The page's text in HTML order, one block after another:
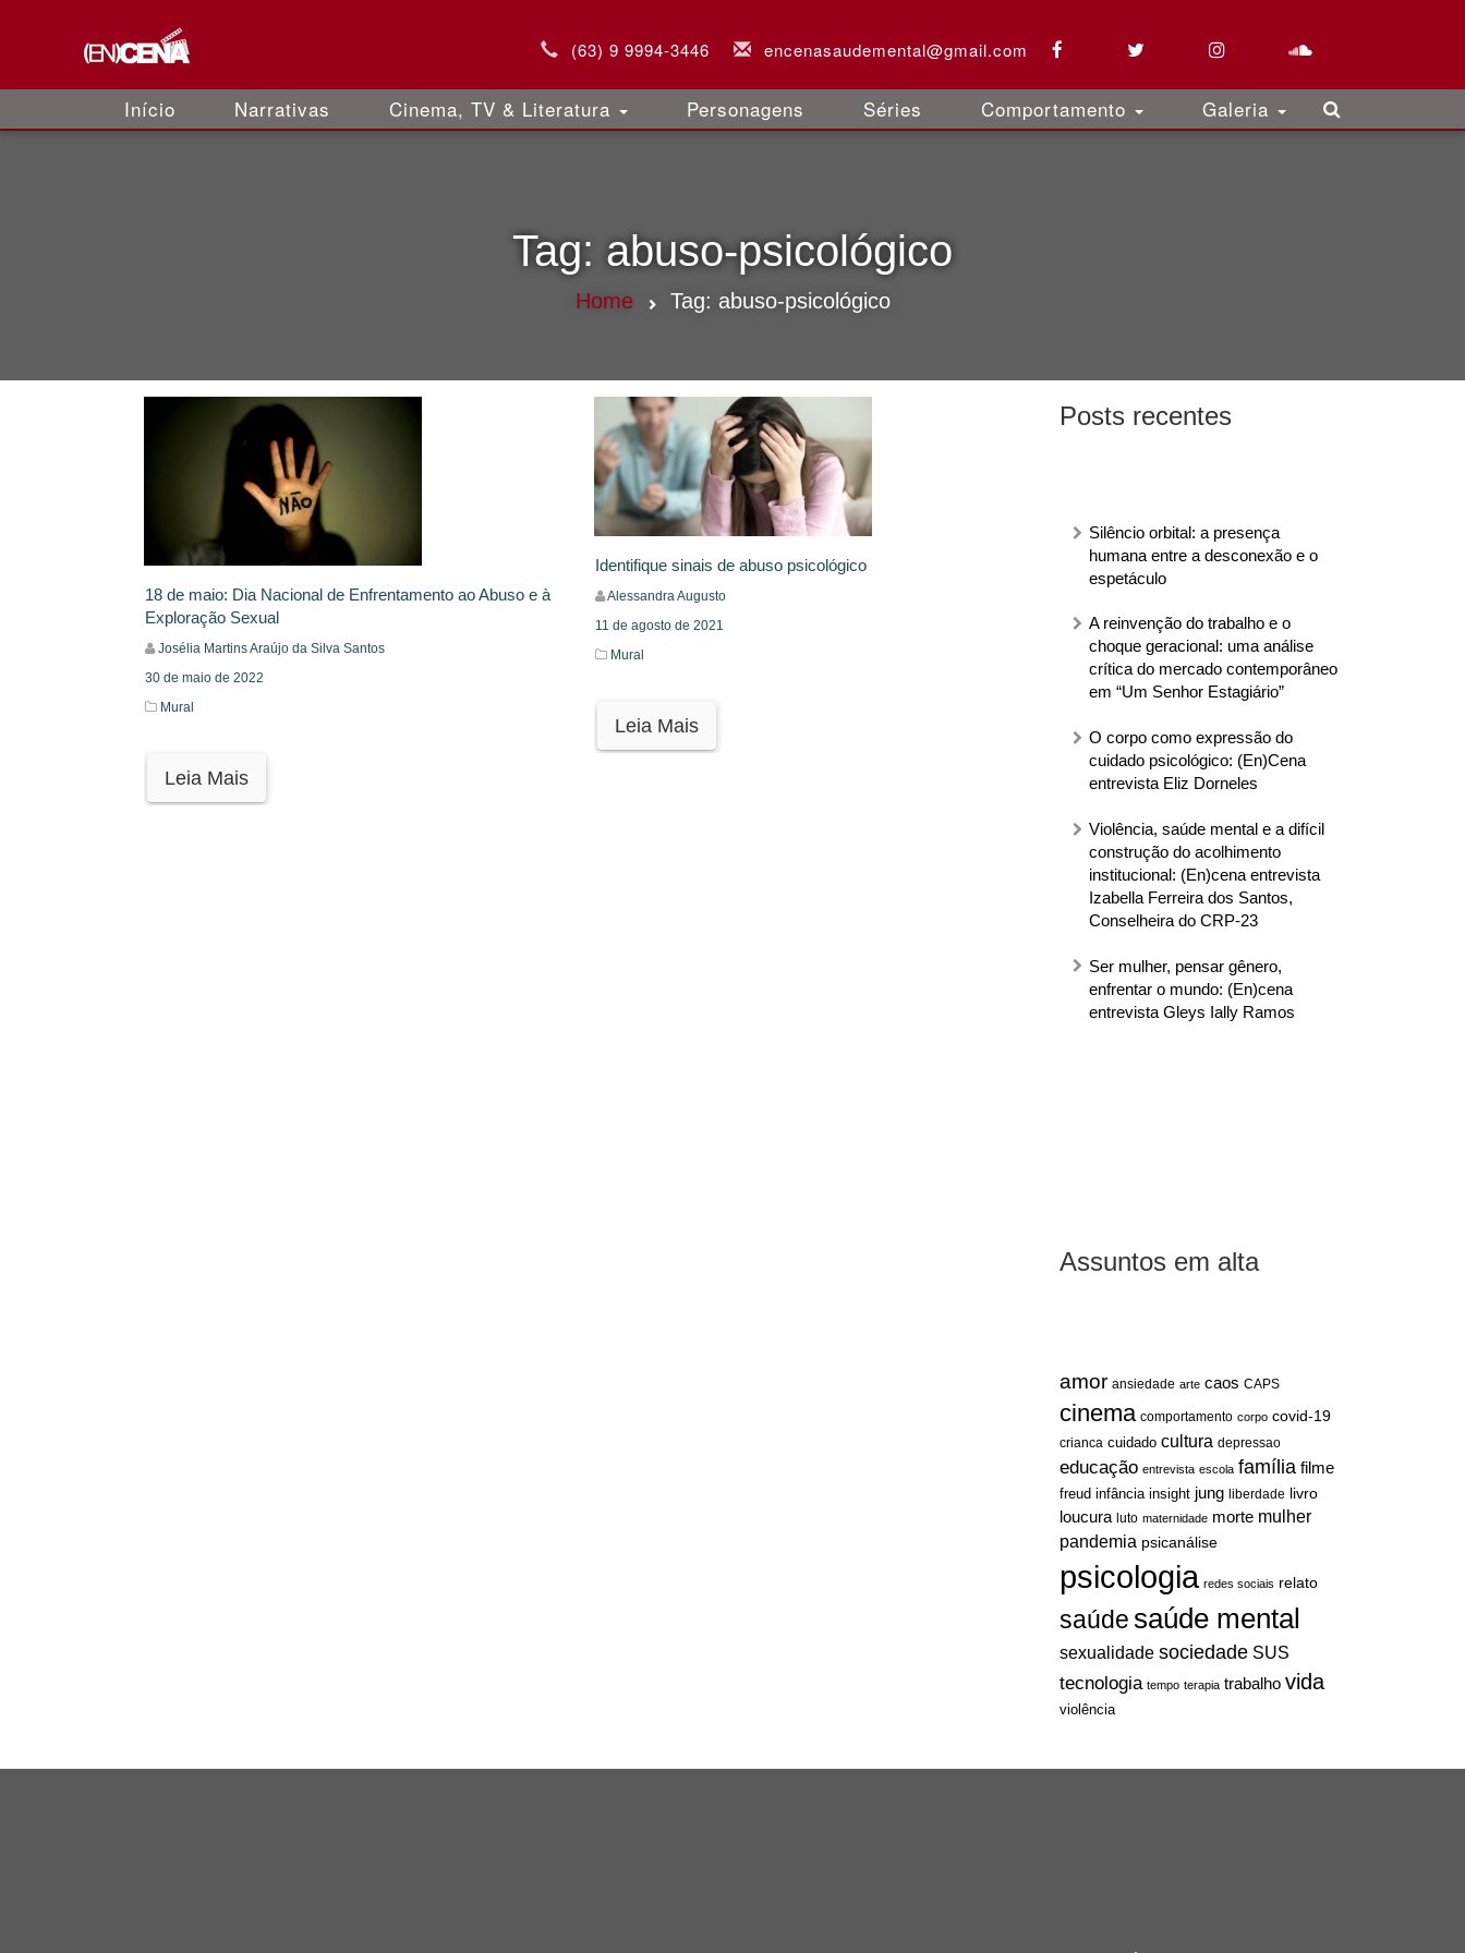
(63) 9 9994-3446 encenasaudemental@gmail.com
Início Narrativas Cinema, TV & Literatura Personagens Séries Comportamento Galeria
Tag: abuso-psicológico
Home Tag: abuso-psicológico
Posts recentes
Silêncio orbital: a presença
humana entre a desconexão e o
espetáculo
A reinvenção do trabalho e o
choque geracional: uma análise
crítica do mercado contemporâneo
em “Um Senhor Estagiário”
O corpo como expressão do
cuidado psicológico: (En)Cena
entrevista Eliz Dorneles
Violência, saúde mental e a difícil
construção do acolhimento
institucional: (En)cena entrevista
Izabella Ferreira dos Santos,
Conselheira do CRP-23
Ser mulher, pensar gênero,
enfrentar o mundo: (En)cena
entrevista Gleys Ially Ramos
Assuntos em alta
amor ansiedade arte caos CAPS
cinema comportamento corpo covid-19
crianca cuidado cultura depressao
educação entrevista escola família filme
freud infância insight jung liberdade livro
loucura luto maternidade morte mulher
pandemia psicanálise
psicologia redes sociais relato
saúdesaúde mental
sexualidade sociedade SUS
tecnologia tempo terapia trabalho vida
violência
18 de maio: Dia Nacional de Enfrentamento ao Abuso e à
Exploração Sexual
Josélia Martins Araújo da Silva Santos
30 de maio de 2022
Mural
Leia Mais
Identifique sinais de abuso psicológico
Alessandra Augusto
11 de agosto de 2021
Mural
Leia Mais